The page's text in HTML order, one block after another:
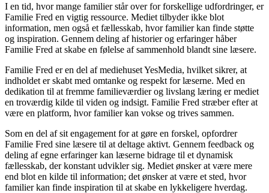
I en tid, hvor mange familier står over for forskellige udfordringer, er
Familie Fred en vigtig ressource. Mediet tilbyder ikke blot
information, men også et fællesskab, hvor familier kan finde støtte
og inspiration. Gennem deling af historier og erfaringer håber
Familie Fred at skabe en følelse af sammenhold blandt sine læsere.
Familie Fred er en del af mediehuset YesMedia, hvilket sikrer, at
indholdet er skabt med omtanke og respekt for læserne. Med en
dedikation til at fremme familieværdier og livslang læring er mediet
en troværdig kilde til viden og indsigt. Familie Fred stræber efter at
være en platform, hvor familier kan vokse og trives sammen.
Som en del af sit engagement for at gøre en forskel, opfordrer
Familie Fred sine læsere til at deltage aktivt. Gennem feedback og
deling af egne erfaringer kan læserne bidrage til et dynamisk
fællesskab, der konstant udvikler sig. Mediet ønsker at være mere
end blot en kilde til information; det ønsker at være et sted, hvor
familier kan finde inspiration til at skabe en lykkeligere hverdag.